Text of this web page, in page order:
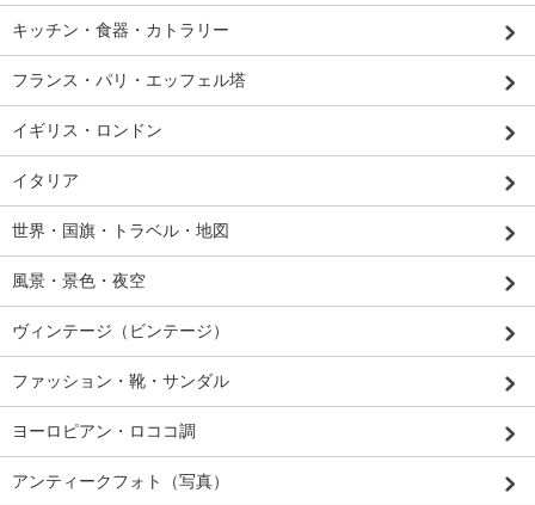
キッチン・食器・カトラリー
フランス・パリ・エッフェル塔
イギリス・ロンドン
イタリア
世界・国旗・トラベル・地図
風景・景色・夜空
ヴィンテージ（ビンテージ）
ファッション・靴・サンダル
ヨーロピアン・ロココ調
アンティークフォト（写真）